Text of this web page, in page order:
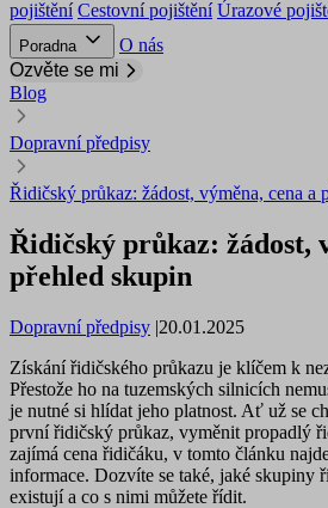
pojištění Cestovní pojištění Úrazové
Poradna
O nás
Ozvěte se mi
Blog
Dopravní předpisy
Řidičský průkaz: žádost, výměna, cena a
Řidičský průkaz: žádost,
přehled skupin
Dopravní předpisy |20.01.2025
Získání řidičského průkazu je klíčem k
Přestože ho na tuzemských silnicích
je nutné si hlídat jeho platnost. Ať už se
první řidičský průkaz, vyměnit propadlý
zajímá cena řidičáku, v tomto článku
informace. Dozvíte se také, jaké skupiny
existují a co s nimi můžete řídit.